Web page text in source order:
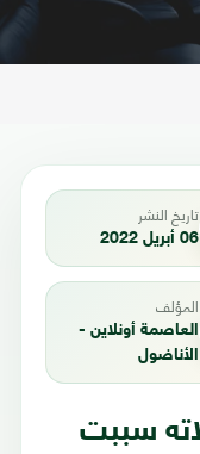
تاريخ النشر
06 أبريل 2022
المؤلف
العاصمة أونلاين -
الأناضول
سببت